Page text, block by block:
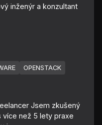
inženýr a konzultant
OPENSTACK
Jsem zkušený
více než 5 lety praxe